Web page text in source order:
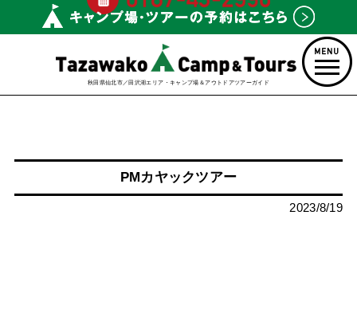
秋田県仙北市／田沢湖エリア・キャンプ場＆アウトドアツアーガイド
PMカヤックツアー
2023/8/19